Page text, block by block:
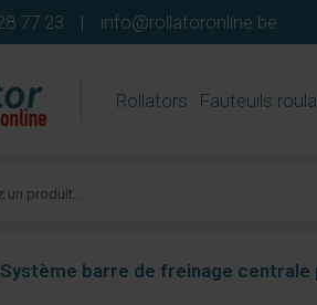
77 23 | info@rollatoronline.be
Rollators Fauteuils
Système barre de freinage centrale